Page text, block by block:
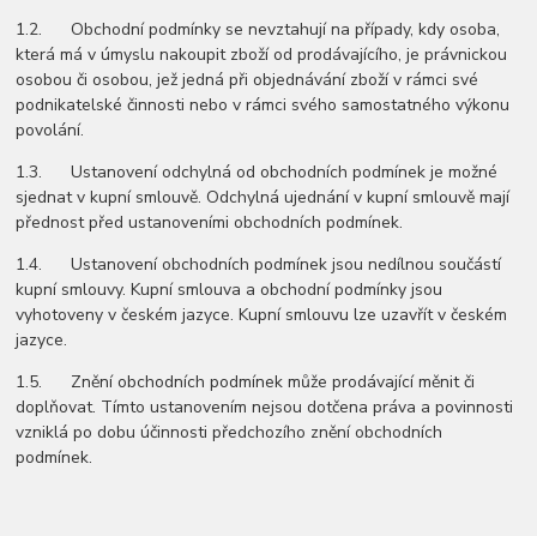
1.2. Obchodní podmínky se nevztahují na případy, kdy osoba,
která má v úmyslu nakoupit zboží od prodávajícího, je právnickou
osobou či osobou, jež jedná při objednávání zboží v rámci své
podnikatelské činnosti nebo v rámci svého samostatného výkonu
povolání.
1.3. Ustanovení odchylná od obchodních podmínek je možné
sjednat v kupní smlouvě. Odchylná ujednání v kupní smlouvě mají
přednost před ustanoveními obchodních podmínek.
1.4. Ustanovení obchodních podmínek jsou nedílnou součástí
kupní smlouvy. Kupní smlouva a obchodní podmínky jsou
vyhotoveny v českém jazyce. Kupní smlouvu lze uzavřít v českém
jazyce.
1.5. Znění obchodních podmínek může prodávající měnit či
doplňovat. Tímto ustanovením nejsou dotčena práva a povinnosti
vzniklá po dobu účinnosti předchozího znění obchodních
podmínek.